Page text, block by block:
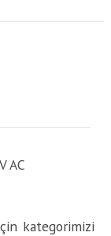
AC
kategorimizi